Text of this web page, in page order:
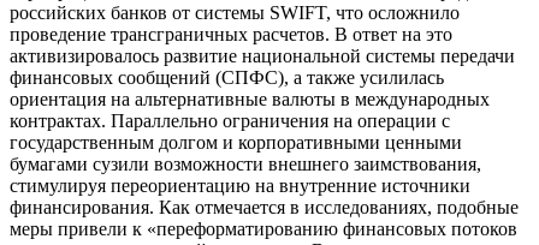
российских банков от системы SWIFT, что осложнило
проведение трансграничных расчетов. В ответ на это
активизировалось развитие национальной системы передачи
финансовых сообщений (СПФС), а также усилилась
ориентация на альтернативные валюты в международных
контрактах. Параллельно ограничения на операции с
государственным долгом и корпоративными ценными
бумагами сузили возможности внешнего заимствования,
стимулируя переориентацию на внутренние источники
финансирования. Как отмечается в исследованиях, подобные
меры привели к «переформатированию финансовых потоков